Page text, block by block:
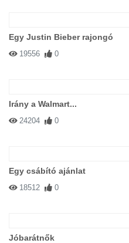
Egy Justin Bieber rajongó
19556 0
Irány a Walmart...
24204 0
Egy csábító ajánlat
18512 0
Jóbarátnők